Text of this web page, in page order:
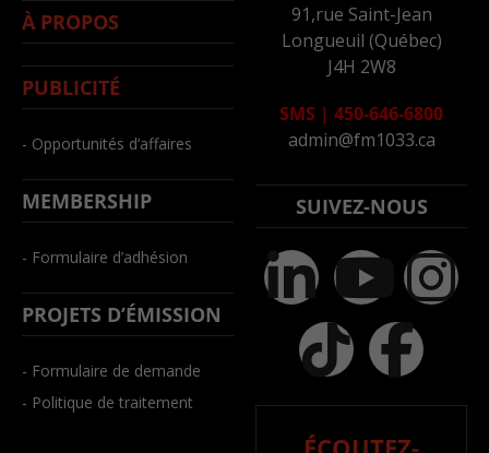
À PROPOS
PUBLICITÉ
- Opportunités d’affaires
MEMBERSHIP
- Formulaire d’adhésion
PROJETS D’ÉMISSION
- Formulaire de demande
- Politique de traitement
91,rue Saint-Jean
Longueuil (Québec)
J4H 2W8
SMS | 450-646-6800
admin@fm1033.ca
SUIVEZ-NOUS